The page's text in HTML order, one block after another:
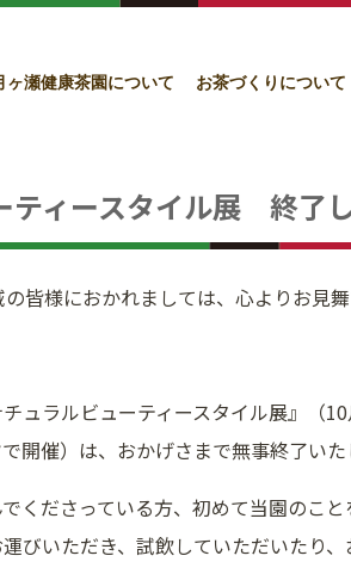
ヶ瀬健康茶園について お茶づくりについて
ティースタイル展 終了
皆様におかれましては、心よりお見舞
ュラルビューティースタイル展』（
開催）は、おかげさまで無事終了いた
くださっている方、初めて当園のこと
びいただき、試飲していただいたり